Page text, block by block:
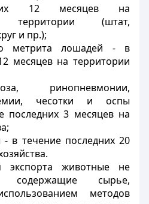
12 месяцев на
территории (штат,
и пр.);
метрита лошадей - в
месяцев на территории
ринопневмонии,
чесотки и оспы
последних 3 месяцев на
в течение последних 20
экспорта животные не
содержащие сырье,
методов